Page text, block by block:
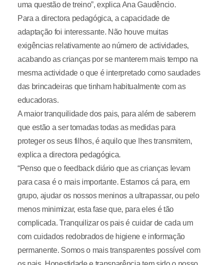
uma questão de treino”, explica Ana Gaudêncio.
Para a directora pedagógica, a capacidade de
adaptação foi interessante. Não houve muitas
exigências relativamente ao número de actividades,
acabando as crianças por se manterem mais tempo na
mesma actividade o que é interpretado como saudades
das brincadeiras que tinham habitualmente com as
educadoras.
A maior tranquilidade dos pais, para além de saberem
que estão a ser tomadas todas as medidas para
proteger os seus filhos, é aquilo que lhes transmitem,
explica a directora pedagógica.
“Penso que o feedback diário que as crianças levam
para casa é o mais importante. Estamos cá para, em
grupo, ajudar os nossos meninos a ultrapassar, ou pelo
menos minimizar, esta fase que, para eles é tão
complicada. Tranquilizar os pais é cuidar de cada um
com cuidados redobrados de higiene e informação
permanente. Somos o mais transparentes possível com